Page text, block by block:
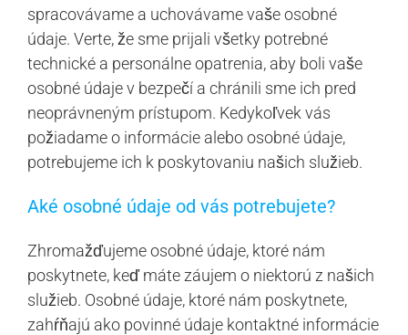
spracovávame a uchovávame vaše osobné
údaje. Verte, že sme prijali všetky potrebné
technické a personálne opatrenia, aby boli vaše
osobné údaje v bezpečí a chránili sme ich pred
neoprávneným prístupom. Kedykoľvek vás
požiadame o informácie alebo osobné údaje,
potrebujeme ich k poskytovaniu našich služieb.
Aké osobné údaje od vás potrebujete?
Zhromažďujeme osobné údaje, ktoré nám
poskytnete, keď máte záujem o niektorú z našich
služieb. Osobné údaje, ktoré nám poskytnete,
zahŕňajú ako povinné údaje kontaktné informácie